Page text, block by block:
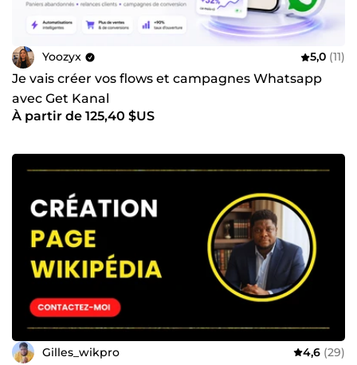
Yoozyx 5,0 (11)
Je vais créer vos flows et campagnes Whatsapp
avec Get Kanal
À partir de 125,40 $US
Gilles_wikpro 4,6 (29)